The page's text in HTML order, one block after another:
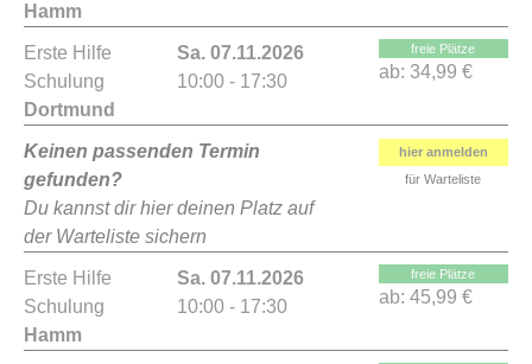
Hamm
Erste Hilfe
Schulung
Dortmund
Sa. 07.11.2026
10:00 - 17:30
freie Plätze
ab: 34,99 €
Keinen passenden Termin
gefunden?
Du kannst dir hier deinen Platz auf
der Warteliste sichern
hier anmelden
für Warteliste
Erste Hilfe
Schulung
Hamm
Sa. 07.11.2026
10:00 - 17:30
freie Plätze
ab: 45,99 €